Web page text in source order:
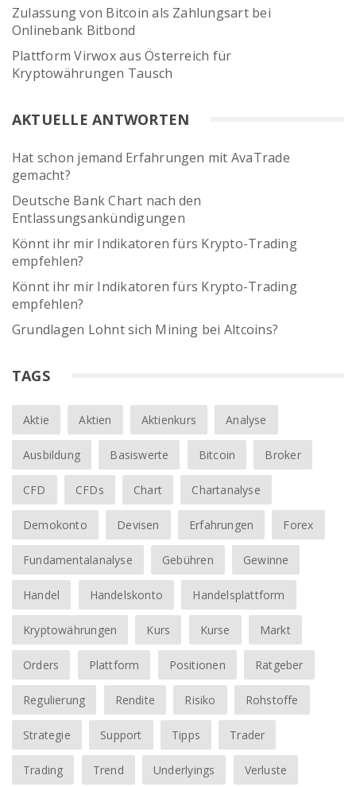
Zulassung von Bitcoin als Zahlungsart bei
Onlinebank Bitbond
Plattform Virwox aus Österreich für
Kryptowährungen Tausch
AKTUELLE ANTWORTEN
Hat schon jemand Erfahrungen mit AvaTrade
gemacht?
Deutsche Bank Chart nach den
Entlassungsankündigungen
Könnt ihr mir Indikatoren fürs Krypto-Trading
empfehlen?
Könnt ihr mir Indikatoren fürs Krypto-Trading
empfehlen?
Grundlagen Lohnt sich Mining bei Altcoins?
TAGS
Aktie Aktien Aktienkurs Analyse
Ausbildung Basiswerte Bitcoin Broker
CFD CFDs Chart Chartanalyse
Demokonto Devisen Erfahrungen Forex
Fundamentalanalyse Gebühren Gewinne
Handel Handelskonto Handelsplattform
Kryptowährungen Kurs Kurse Markt
Orders Plattform Positionen Ratgeber
Regulierung Rendite Risiko Rohstoffe
Strategie Support Tipps Trader
Trading Trend Underlyings Verluste